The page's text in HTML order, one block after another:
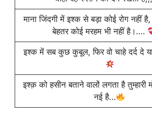
माना जिंदगी में इश्क से बड़ा कोई रोग नहीं
बेहतर कोई मरहम भी नहीं है।….
इश्क में सब कुछ कुबूल, फिर वो चाहे दर्द दे
इश्क़ को हसीन बताने वालों लगता है तुम्हारी
नई है…